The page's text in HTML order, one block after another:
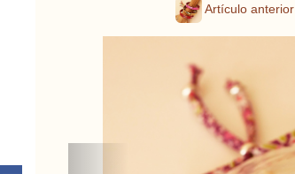
Artículo anterior